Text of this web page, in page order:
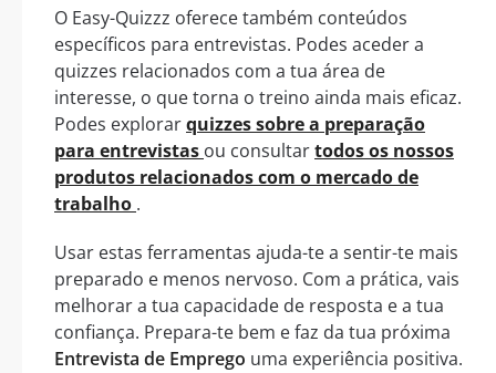
O Easy-Quizzz oferece também conteúdos
específicos para entrevistas. Podes aceder a
quizzes relacionados com a tua área de
interesse, o que torna o treino ainda mais eficaz.
Podes explorarquizzes sobre a preparação
para entrevistas ou consultartodos os nossos
produtos relacionados com o mercado de
trabalho .
Usar estas ferramentas ajuda-te a sentir-te mais
preparado e menos nervoso. Com a prática, vais
melhorar a tua capacidade de resposta e a tua
confiança. Prepara-te bem e faz da tua próxima
Entrevista de Emprego uma experiência positiva.